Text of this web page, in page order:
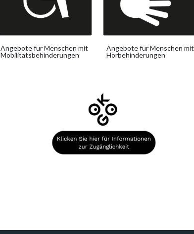
Angebote für Menschen mit
Mobilitätsbehinderungen
Angebote für Menschen mit
Hörbehinderungen